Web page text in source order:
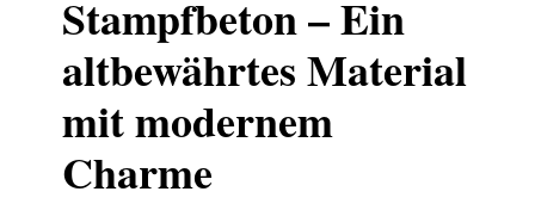
Stampfbeton – Ein
altbewährtes Material
mit modernem
Charme